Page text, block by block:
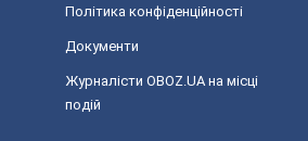
Політика конфіденційності
Документи
Журналісти OBOZ.UA на місці
подій